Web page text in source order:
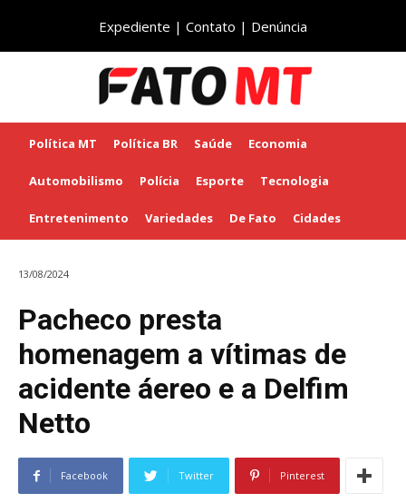
Expediente | Contato | Denúncia
Política MT Política BR Saúde Economia
Automobilismo Polícia Esporte Tecnologia
Entretenimento Variedades De Fato Cidades
13/08/2024
Pacheco presta
homenagem a vítimas de
acidente áereo e a Delfim
Netto
Facebook Twitter Pinterest